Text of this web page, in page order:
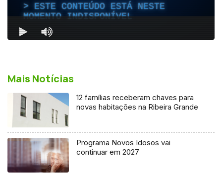
Mais Notícias
12 famílias receberam chaves para
novas habitações na Ribeira Grande
Programa Novos Idosos vai
continuar em 2027